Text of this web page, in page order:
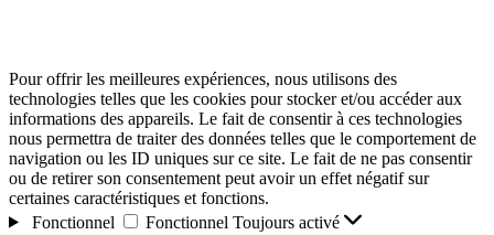
Pour offrir les meilleures expériences, nous utilisons des
technologies telles que les cookies pour stocker et/ou accéder aux
informations des appareils. Le fait de consentir à ces technologies
nous permettra de traiter des données telles que le comportement de
navigation ou les ID uniques sur ce site. Le fait de ne pas consentir
ou de retirer son consentement peut avoir un effet négatif sur
certaines caractéristiques et fonctions.
Fonctionnel
Fonctionnel Toujours activé